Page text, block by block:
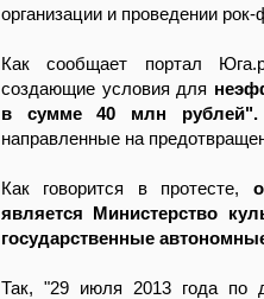
организации и проведении
Как сообщает портал
создающие условия для
в сумме 40 млн рублей".
направленные на
Как говорится в протесте,
является Министерство
государственные
Так, "29 июля 2013 года по